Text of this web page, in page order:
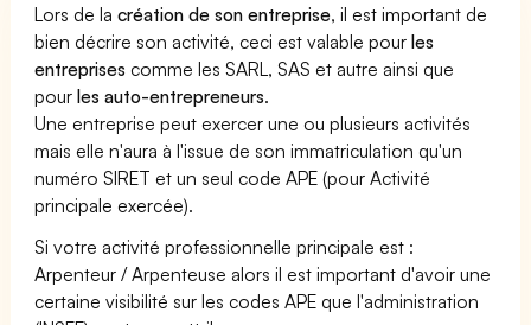
Lors de lacréation de son entreprise, il est important de
bien décrire son activité, ceci est valable pourles
entreprises comme les SARL, SAS et autre ainsi que
pourles auto-entrepreneurs.
Une entreprise peut exercer une ou plusieurs activités
mais elle n'aura à l'issue de son immatriculation qu'un
numéro SIRET et un seul code APE (pour Activité
principale exercée).
Si votre activité professionnelle principale est :
Arpenteur / Arpenteuse alors il est important d'avoir une
certaine visibilité sur les codes APE que l'administration